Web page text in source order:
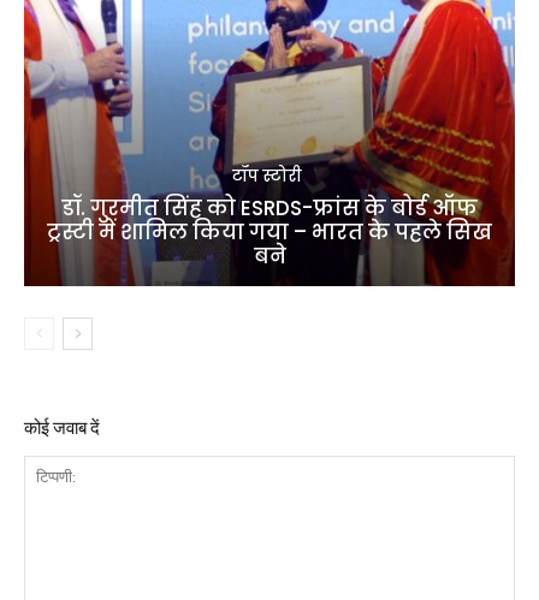
टॉप स्टोरी
डॉ. गुरमीत सिंह को ESRDS-फ्रांस के बोर्ड ऑफ
ट्रस्टी में शामिल किया गया – भारत के पहले सिख
बने
कोई जवाब दें